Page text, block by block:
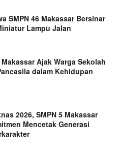
SMPN 46 Makassar Bersinar
Lampu Jalan
Makassar Ajak Warga Sekolah
dalam Kehidupan
2026, SMPN 5 Makassar
Mencetak Generasi